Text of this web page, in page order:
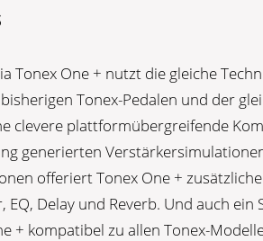
Tonex One + nutzt die gleiche
Tonex-Pedalen und der
clevere plattformübergreifende
generierten
offeriert Tonex One +
EQ, Delay und Reverb. Und auch
+ kompatibel zu allen Tonex-